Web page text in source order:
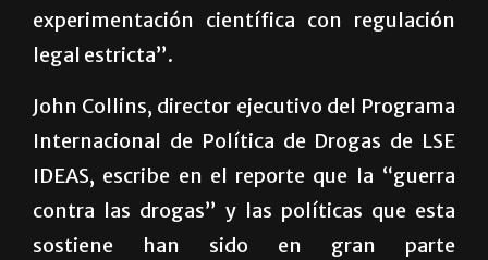
experimentación científica con regulación
legal estricta”.
John Collins, director ejecutivo del Programa
Internacional de Política de Drogas de LSE
IDEAS, escribe en el reporte que la “guerra
contra las drogas” y las políticas que esta
sostiene han sido en gran parte